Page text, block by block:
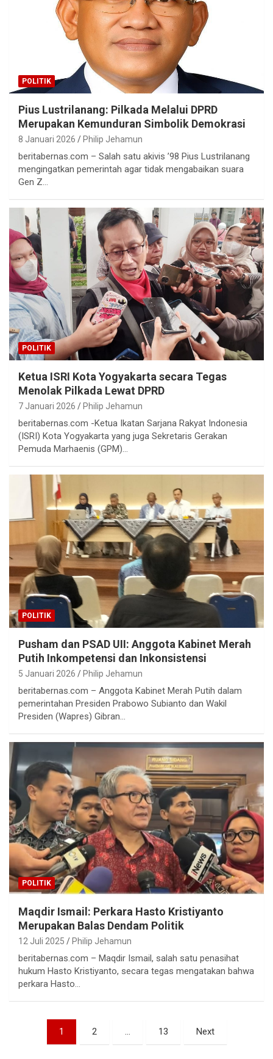
POLITIK
Pius Lustrilanang: Pilkada Melalui DPRD
Merupakan Kemunduran Simbolik Demokrasi
8 Januari 2026 Philip Jehamun
beritabernas.com – Salah satu akivis ’98 Pius Lustrilanang
mengingatkan pemerintah agar tidak mengabaikan suara
Gen Z…
POLITIK
Ketua ISRI Kota Yogyakarta secara Tegas
Menolak Pilkada Lewat DPRD
7 Januari 2026 Philip Jehamun
beritabernas.com -Ketua Ikatan Sarjana Rakyat Indonesia
(ISRI) Kota Yogyakarta yang juga Sekretaris Gerakan
Pemuda Marhaenis (GPM)…
POLITIK
Pusham dan PSAD UII: Anggota Kabinet Merah
Putih Inkompetensi dan Inkonsistensi
5 Januari 2026 Philip Jehamun
beritabernas.com – Anggota Kabinet Merah Putih dalam
pemerintahan Presiden Prabowo Subianto dan Wakil
Presiden (Wapres) Gibran…
POLITIK
Maqdir Ismail: Perkara Hasto Kristiyanto
Merupakan Balas Dendam Politik
12 Juli 2025 Philip Jehamun
beritabernas.com – Maqdir Ismail, salah satu penasihat
hukum Hasto Kristiyanto, secara tegas mengatakan bahwa
perkara Hasto…
Paginasi
1 2 … 13 Next